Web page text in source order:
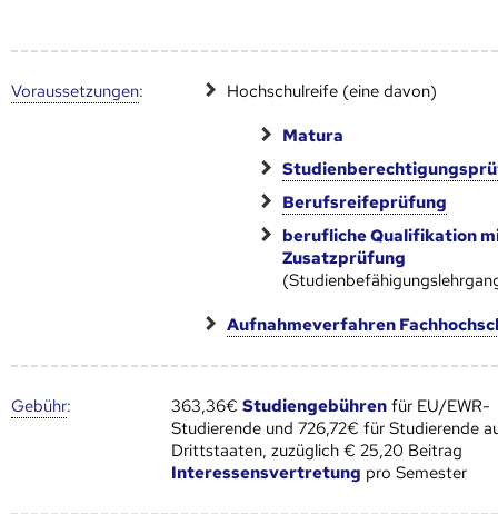
Voraus­setzungen: Hochschulreife (eine davon)
Matura
Berufsreifeprüfung
berufliche Qualifikation
Zusatzprüfung
Aufnahmeverfahren
Gebühr: 363,36€Studiengebühren für EU/EWR-
Studierende und 726,72€ für Studierende
Drittstaaten, zuzüglich € 25,20 Beitrag
Interessensvertretung pro Semester